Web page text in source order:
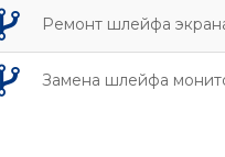
Ремонт шлейфа
Замена шлейфа